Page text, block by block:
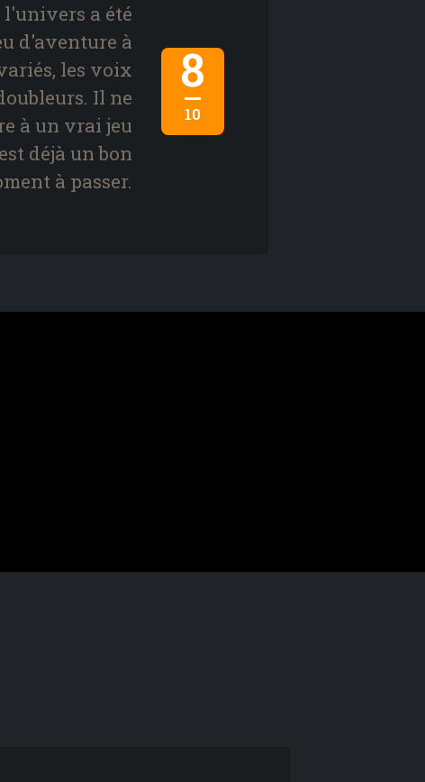
l'univers a été
d'aventure à
les voix
Il ne
à un vrai jeu
déjà un bon
à passer.
8
10